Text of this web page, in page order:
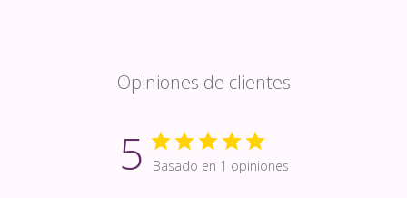
Opiniones de clientes
5 Basado en 1 opiniones